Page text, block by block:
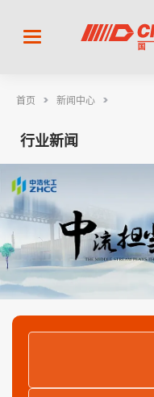
首页 > 新闻中心 >
行业新闻